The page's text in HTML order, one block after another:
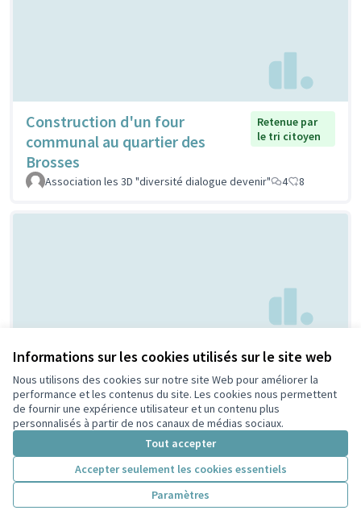
Informations sur les cookies utilisés sur le site web
Nous utilisons des cookies sur notre site Web pour améliorer la
performance et les contenus du site. Les cookies nous permettent
de fournir une expérience utilisateur et un contenu plus
personnalisés à partir de nos canaux de médias sociaux.
Tout accepter
Accepter seulement les cookies essentiels
Paramètres
Construction d'un four
communal au quartier des
Brosses
Retenue par
le tri citoyen
Association les 3D "diversité dialogue devenir" 4 8
Creation d'espaces
jeunesse
Non retenue par le tri
Bouaziz
1 4